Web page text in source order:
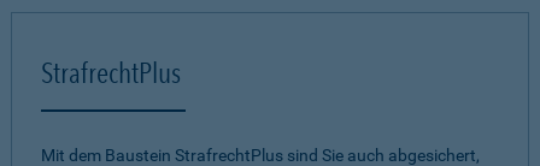
StrafrechtPlus
Mit dem Baustein StrafrechtPlus sind Sie auch abgesichert,